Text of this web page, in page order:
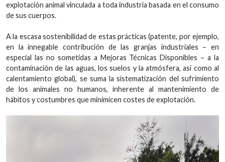
explotación animal vinculada a toda industria basada en el consumo
de sus cuerpos.
A la escasa sostenibilidad de estas prácticas (patente, por ejemplo,
en la innegable contribución de las granjas industriales – en
especial las no sometidas a Mejoras Técnicas Disponibles – a la
contaminación de las aguas, los suelos y la atmósfera, así como al
calentamiento global), se suma la sistematización del sufrimiento
de los animales no humanos, inherente al mantenimiento de
hábitos y costumbres que minimicen costes de explotación.